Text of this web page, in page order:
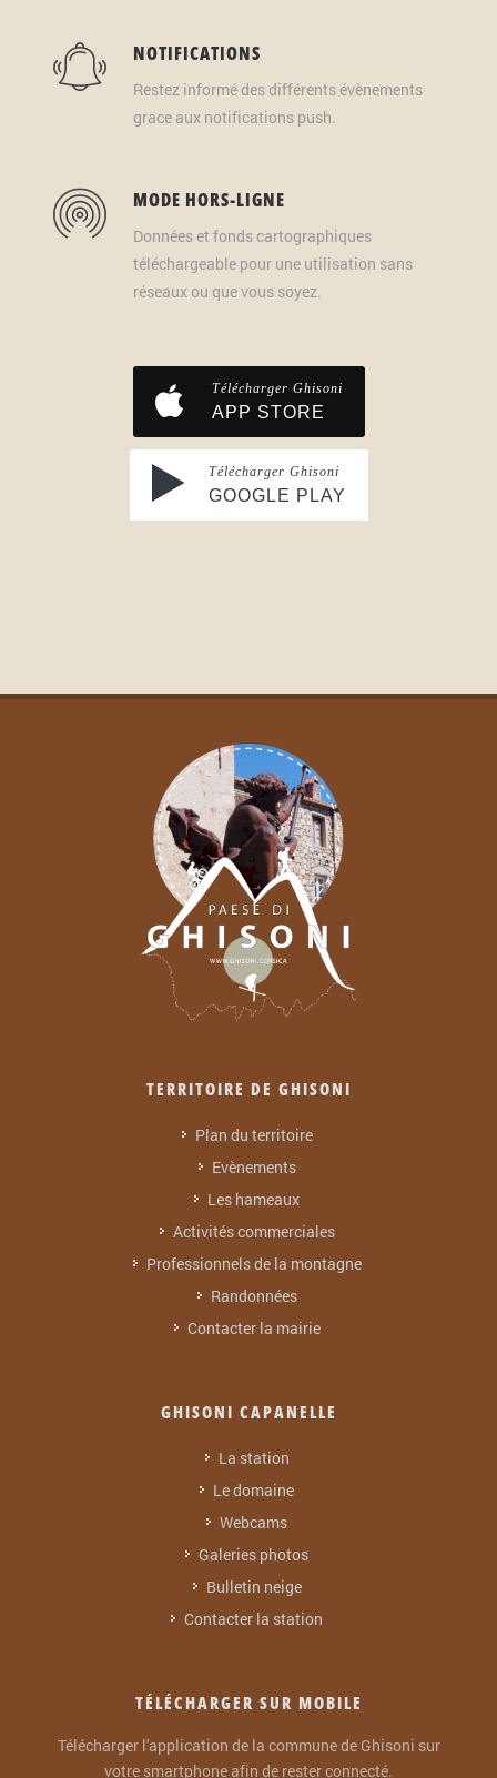
NOTIFICATIONS
Restez informé des différents évènements
grace aux notifications push.
MODE HORS-LIGNE
Données et fonds cartographiques
téléchargeable pour une utilisation sans
réseaux ou que vous soyez.
Télécharger Ghisoni
APP STORE
Télécharger Ghisoni
GOOGLE PLAY
TERRITOIRE DE GHISONI
Plan du territoire
Evènements
Les hameaux
Activités commerciales
Professionnels de la montagne
Randonnées
Contacter la mairie
GHISONI CAPANELLE
La station
Le domaine
Webcams
Galeries photos
Bulletin neige
Contacter la station
TÉLÉCHARGER SUR MOBILE
Télécharger l'application de la commune de Ghisoni sur
votre smartphone afin de rester connecté.